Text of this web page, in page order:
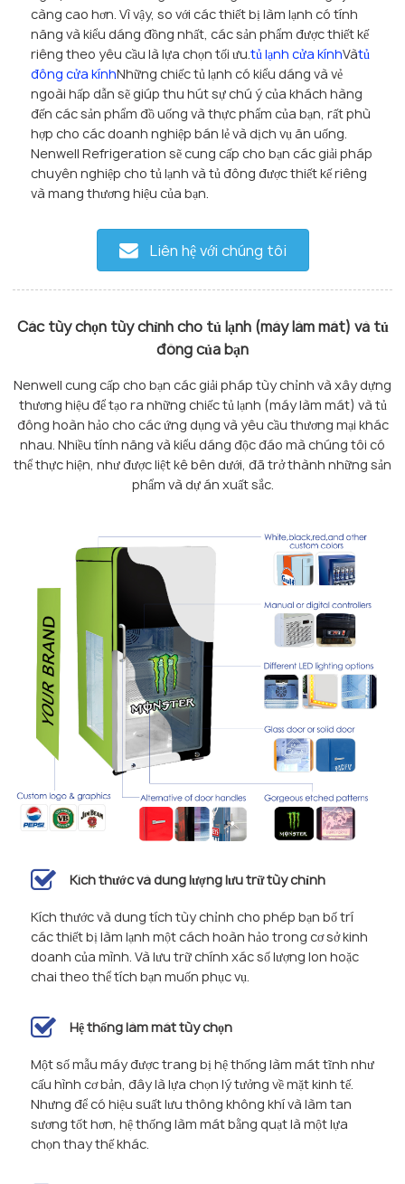
càng cao hơn. Vì vậy, so với các thiết bị làm lạnh có tính
năng và kiểu dáng đồng nhất, các sản phẩm được thiết kế
riêng theo yêu cầu là lựa chọn tối ưu.tủ lạnh cửa kínhVàtủ
đông cửa kínhNhững chiếc tủ lạnh có kiểu dáng và vẻ
ngoài hấp dẫn sẽ giúp thu hút sự chú ý của khách hàng
đến các sản phẩm đồ uống và thực phẩm của bạn, rất phù
hợp cho các doanh nghiệp bán lẻ và dịch vụ ăn uống.
Nenwell Refrigeration sẽ cung cấp cho bạn các giải pháp
chuyên nghiệp cho tủ lạnh và tủ đông được thiết kế riêng
và mang thương hiệu của bạn.
Liên hệ với chúng tôi
Các tùy chọn tùy chỉnh cho tủ lạnh (máy làm mát) và tủ
đông của bạn
Nenwell cung cấp cho bạn các giải pháp tùy chỉnh và xây dựng
thương hiệu để tạo ra những chiếc tủ lạnh (máy làm mát) và tủ
đông hoàn hảo cho các ứng dụng và yêu cầu thương mại khác
nhau. Nhiều tính năng và kiểu dáng độc đáo mà chúng tôi có
thể thực hiện, như được liệt kê bên dưới, đã trở thành những sản
phẩm và dự án xuất sắc.
Kích thước và dung lượng lưu trữ tùy chỉnh
Kích thước và dung tích tùy chỉnh cho phép bạn bố trí
các thiết bị làm lạnh một cách hoàn hảo trong cơ sở kinh
doanh của mình. Và lưu trữ chính xác số lượng lon hoặc
chai theo thể tích bạn muốn phục vụ.
Hệ thống làm mát tùy chọn
Một số mẫu máy được trang bị hệ thống làm mát tĩnh như
cấu hình cơ bản, đây là lựa chọn lý tưởng về mặt kinh tế.
Nhưng để có hiệu suất lưu thông không khí và làm tan
sương tốt hơn, hệ thống làm mát bằng quạt là một lựa
chọn thay thế khác.